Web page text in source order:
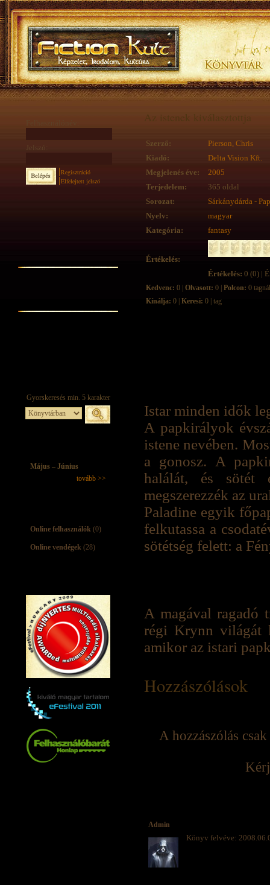
Jelszó:
Regisztráció
Elfelejtett jelszó
Május – Június
tovább >>
Online felhasználók (0)
Online vendégek (28)
Az istenek kiválasztottja
Szerző:
Pierson, Chris
Kiadó:
Delta Vision Kft.
Megjelenés éve:
2005
Terjedelem:
365 oldal
Sorozat:
Sárkánydárda -
Nyelv:
magyar
Kategória:
fantasy
Értékelés:
Értékelés: 0 (0) |
Kedvenc: 0 | Olvasott: 0 | Polcon: 0 tagnál
Kínálja: 0 | Keresi: 0 | tag
Istar minden idők
A papkirályok
istene nevében.
a gonosz. A
halálát, és sötét
megszerezzék az
Paladine egyik
felkutassa a
sötétség felett: a
A magával ragadó
régi Krynn világát
amikor az istari
Hozzászólások
A hozzászólás
Admin
Könyv felvéve: